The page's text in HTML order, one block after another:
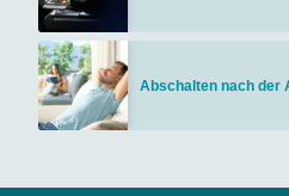
Abschalten nach der